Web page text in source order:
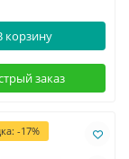
корзину
заказ
-17%